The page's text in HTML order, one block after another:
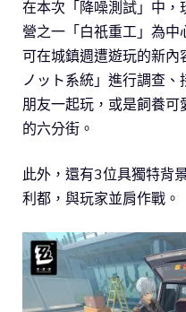
在本次「降噪測試」中
營之一「白祇重工」為
可在城鎮週遭遊玩的新內
ノット系統」進行調查
朋友一起玩，或是飼養
的六分街。
此外，還有3位具獨特背
利都，與玩家並肩作戰。